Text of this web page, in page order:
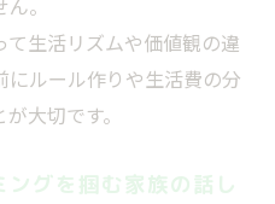
。
生活リズムや価値観の違
ルール作りや生活費の分
大切です。
グを掴む家族の話し